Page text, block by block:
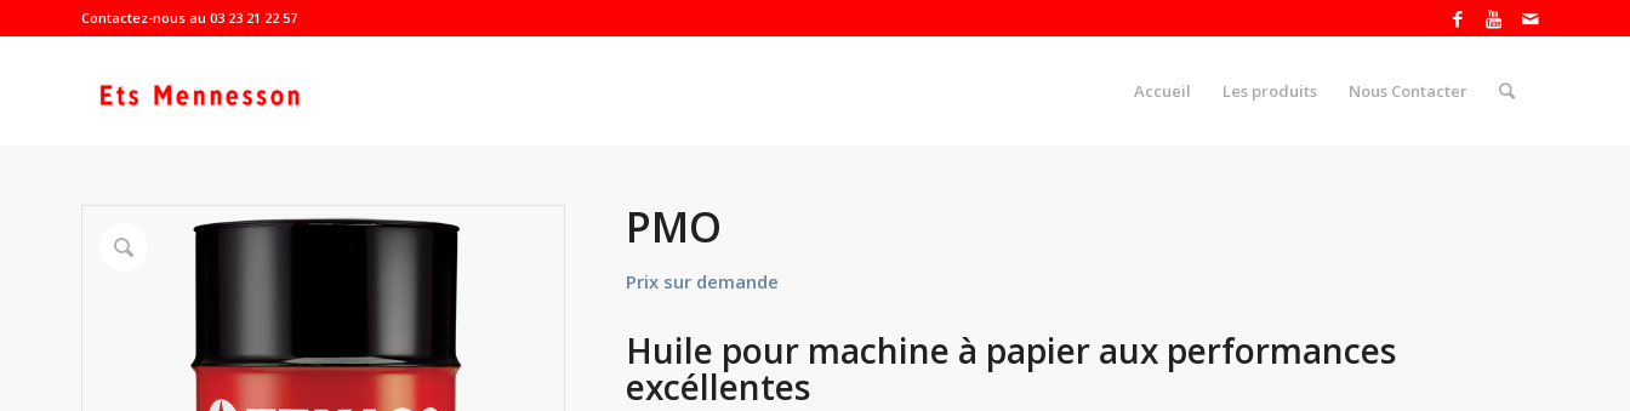
Contactez-nous au 03 23 21 22 57
Accueil Les produits Nous Contacter
PMO
Prix sur demande
Huile pour machine à papier aux performances
excéllentes